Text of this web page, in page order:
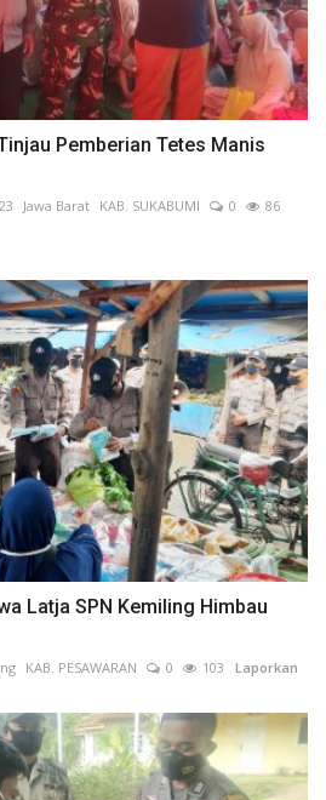
Pemberian Tetes Manis
Jawa Barat KAB. SUKABUMI 0
86
Latja SPN Kemiling Himbau
KAB. PESAWARAN 0 103 Laporkan